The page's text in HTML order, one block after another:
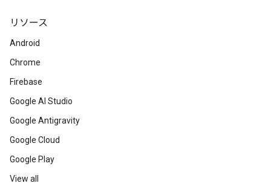
リソース
Android
Chrome
Firebase
Google AI Studio
Google Antigravity
Google Cloud
Google Play
View all